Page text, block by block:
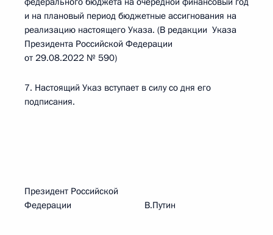
и на плановый период бюджетные ассигнования на
реализацию настоящего Указа. (В редакции Указа
Президента Российской Федерации
от 29.08.2022 № 590)
7. Настоящий Указ вступает в силу со дня его
подписания.
Президент Российской
Федерации В.Путин